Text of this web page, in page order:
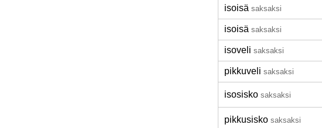
isoisä saksaksi
isoisä saksaksi
isoveli saksaksi
pikkuveli saksaksi
isosisko saksaksi
pikkusisko saksaksi